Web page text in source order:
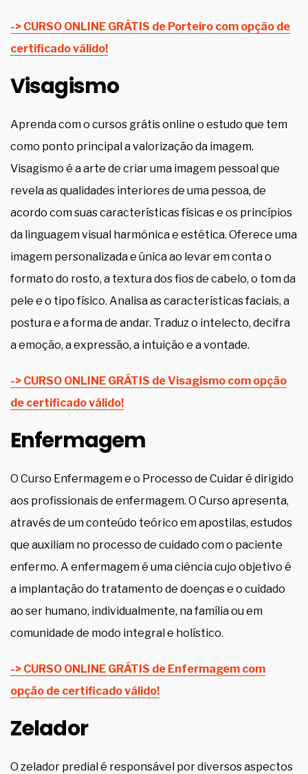
-> CURSO ONLINE GRÁTIS de Porteiro com opção de
certificado válido!
Visagismo
Aprenda com o cursos grátis online o estudo que tem
como ponto principal a valorização da imagem.
Visagismo é a arte de criar uma imagem pessoal que
revela as qualidades interiores de uma pessoa, de
acordo com suas características físicas e os princípios
da linguagem visual harmônica e estética. Oferece uma
imagem personalizada e única ao levar em conta o
formato do rosto, a textura dos fios de cabelo, o tom da
pele e o tipo físico. Analisa as características faciais, a
postura e a forma de andar. Traduz o intelecto, decifra
a emoção, a expressão, a intuição e a vontade.
-> CURSO ONLINE GRÁTIS de Visagismo com opção
de certificado válido!
Enfermagem
O Curso Enfermagem e o Processo de Cuidar é dirigido
aos profissionais de enfermagem. O Curso apresenta,
através de um conteúdo teórico em apostilas, estudos
que auxiliam no processo de cuidado com o paciente
enfermo. A enfermagem é uma ciência cujo objetivo é
a implantação do tratamento de doenças e o cuidado
ao ser humano, individualmente, na família ou em
comunidade de modo integral e holístico.
-> CURSO ONLINE GRÁTIS de Enfermagem com
opção de certificado válido!
Zelador
O zelador predial é responsável por diversos aspectos